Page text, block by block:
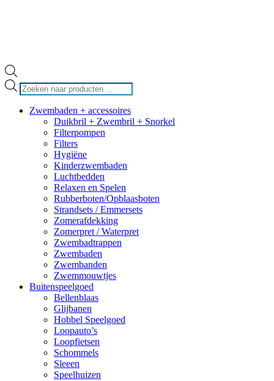
Producten
zoeken
Zwembaden + accessoires
Duikbril + Zwembril + Snorkel
Filterpompen
Filters
Hygiëne
Kinderzwembaden
Luchtbedden
Relaxen en Spelen
Rubberboten/Opblaasboten
Strandsets / Emmersets
Zomerafdekking
Zomerpret / Waterpret
Zwembadtrappen
Zwembaden
Zwembanden
Zwemmouwtjes
Buitenspeelgoed
Bellenblaas
Glijbanen
Hobbel Speelgoed
Loopauto’s
Loopfietsen
Schommels
Sleeen
Speelhuizen